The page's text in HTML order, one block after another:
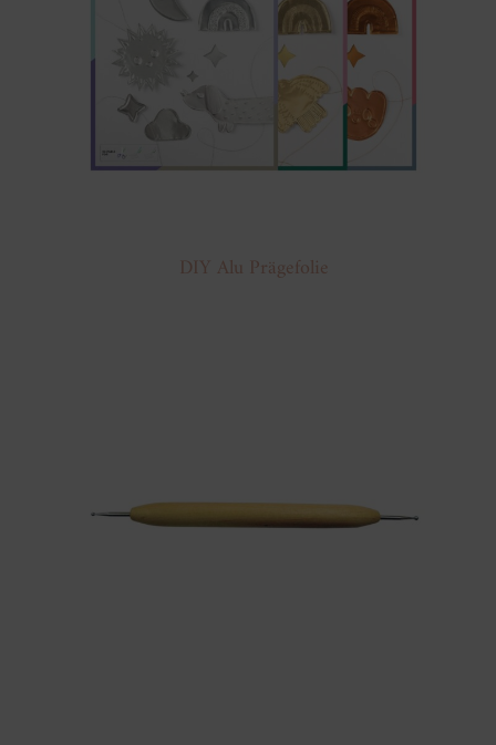
DIY Alu Prägefolie